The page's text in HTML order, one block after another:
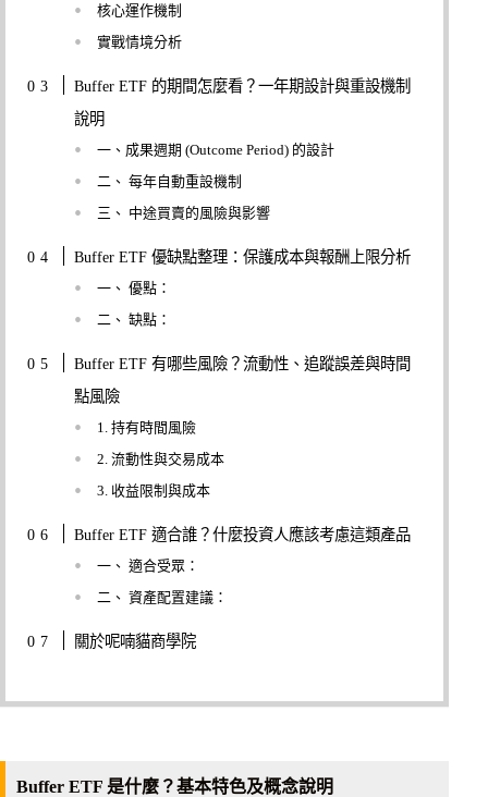
核心運作機制
實戰情境分析
Buffer ETF 的期間怎麼看？一年期設計與重設機制
說明
一、成果週期 (Outcome Period) 的設計
二、 每年自動重設機制
三、 中途買賣的風險與影響
Buffer ETF 優缺點整理：保護成本與報酬上限分析
一、 優點：
二、 缺點：
Buffer ETF 有哪些風險？流動性、追蹤誤差與時間
點風險
1. 持有時間風險
2. 流動性與交易成本
3. 收益限制與成本
Buffer ETF 適合誰？什麼投資人應該考慮這類產品
一、 適合受眾：
二、 資產配置建議：
關於呢喃貓商學院
Buffer ETF 是什麼？基本特色及概念說明